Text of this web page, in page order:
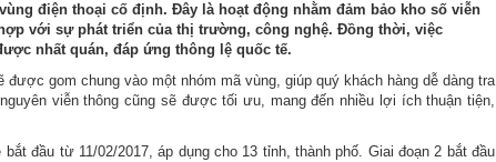
điện thoại cố định. Đây là hoạt động nhằm đảm bảo kho số viễn
với sự phát triển của thị trường, công nghệ. Đồng thời, việc
nhất quán, đáp ứng thông lệ quốc tế.
gom chung vào một nhóm mã vùng, giúp quý khách hàng dễ dàng tra
viễn thông cũng sẽ được tối ưu, mang đến nhiều lợi ích thuận tiện,
đầu từ 11/02/2017, áp dụng cho 13 tỉnh, thành phố. Giai đoạn 2 bắt đầu